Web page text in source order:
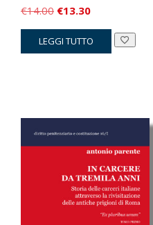
€14.00 Il
prezzo
originale
€13.30Il
prezzo
attuale
LEGGI TUTTO